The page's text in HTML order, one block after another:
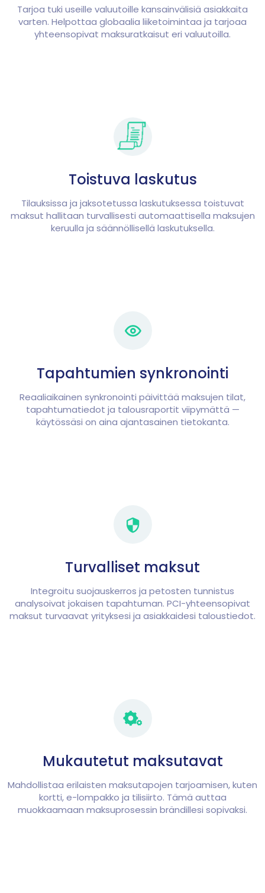
Tarjoa tuki useille valuutoille kansainvälisiä asiakkaita
varten. Helpottaa globaalia liiketoimintaa ja tarjoaa
yhteensopivat maksuratkaisut eri valuutoilla.
Toistuva laskutus
Tilauksissa ja jaksotetussa laskutuksessa toistuvat
maksut hallitaan turvallisesti automaattisella maksujen
keruulla ja säännöllisellä laskutuksella.
Tapahtumien synkronointi
Reaaliaikainen synkronointi päivittää maksujen tilat,
tapahtumatiedot ja talousraportit viipymättä —
käytössäsi on aina ajantasainen tietokanta.
Turvalliset maksut
Integroitu suojauskerros ja petosten tunnistus
analysoivat jokaisen tapahtuman. PCI-yhteensopivat
maksut turvaavat yrityksesi ja asiakkaidesi taloustiedot.
Mukautetut maksutavat
Mahdollistaa erilaisten maksutapojen tarjoamisen, kuten
kortti, e-lompakko ja tilisiirto. Tämä auttaa
muokkaamaan maksuprosessin brändillesi sopivaksi.